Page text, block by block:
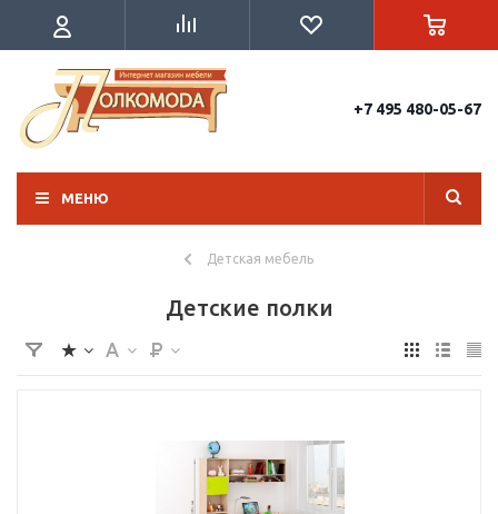
+7 495 480-05-67
МЕНЮ
Детская мебель
Детские полки